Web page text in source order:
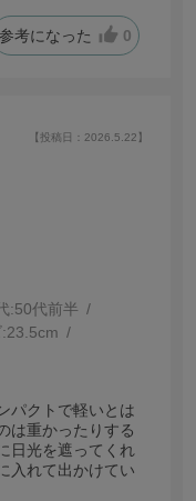
参考になった 0
【投稿日：2026.5.22】
:50代前半
23.5cm
パクトで軽いとは
は重かったりする
日光を遮ってくれ
入れて出かけてい